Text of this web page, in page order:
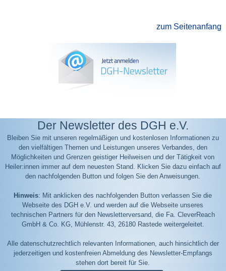
zum Seitenanfang
Der Newsletter des DGH e.V.
Bleiben Sie mit unseren regelmäßigen und kostenlosen Informationen zu
den vielfältigen Themen und Leistungen unseres Verbandes, den
Möglichkeiten und Grenzen geistiger Heilweisen und der Tätigkeit von
Heiler:innen immer auf dem neuesten Stand. Klicken Sie dazu einfach auf
den nachfolgenden Button und folgen Sie den Anweisungen.
Hinweis: Mit anklicken des nachfolgenden Button verlassen Sie die
Webseite des DGH e.V. und werden auf die Webseite unseres
technischen Partners für den Newsletterversand, die Fa. CleverReach
GmbH & Co. KG, Mühlenstr. 43, 26180 Rastede weitergeleitet.
Alle datenschutzrechtlich relevanten Informationen, auch hinsichtlich der
jederzeitigen und kostenfreien Abmeldung des Newsletter-Empfangs
stehen dort bereit für Sie.